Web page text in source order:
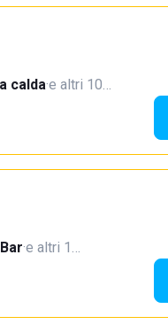
calda·e altri 10…
Bar·e altri 1…